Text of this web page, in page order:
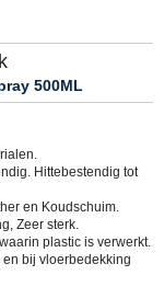
500ML
Hittebestendig tot
en Koudschuim.
Zeer sterk.
plastic is verwerkt.
bij vloerbedekking